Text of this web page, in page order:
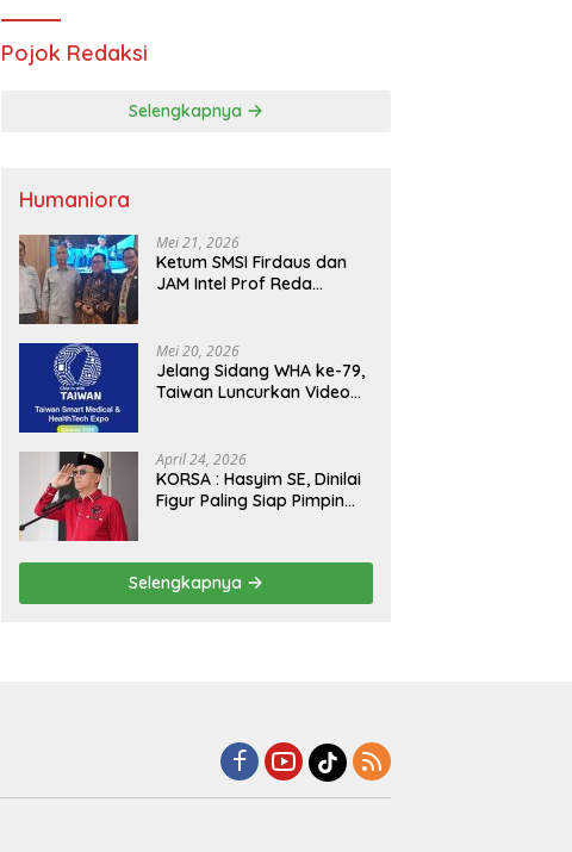
Pojok Redaksi
Selengkapnya
Humaniora
Mei 21, 2026
Ketum SMSI Firdaus dan
JAM Intel Prof Reda
SMSI Sukseskan Jaga
Desa dan Jaga Dapur
MBG, Perkuat Pengawasan
Mei 20, 2026
Jelang Sidang WHA ke-79,
Taiwan Luncurkan Video
Inovasi Kesehatan Global
April 24, 2026
KORSA : Hasyim SE, Dinilai
Figur Paling Siap Pimpin
Selengkapnya